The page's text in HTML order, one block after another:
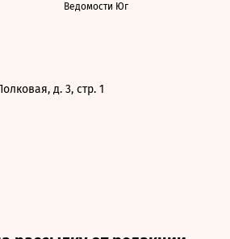
Ведомости Юг
д. 3, стр. 1